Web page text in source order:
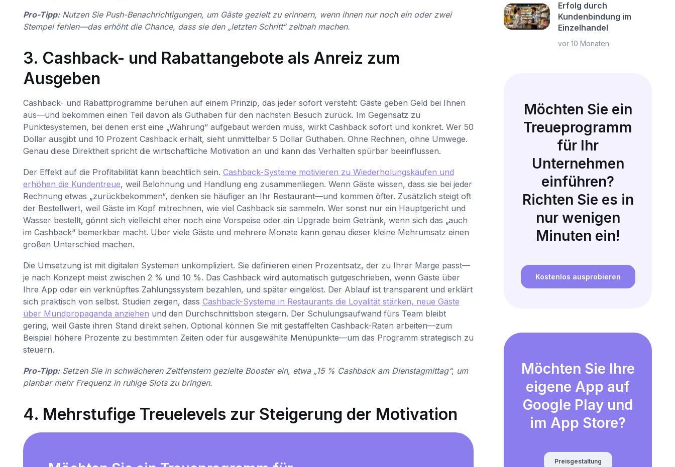
Pro-Tipp: Nutzen Sie Push-Benachrichtigungen, um Gäste gezielt zu erinnern, wenn ihnen nur noch ein oder zwei
Stempel fehlen—das erhöht die Chance, dass sie den „letzten Schritt“ zeitnah machen.
3. Cashback- und Rabattangebote als Anreiz zum
Ausgeben
Cashback- und Rabattprogramme beruhen auf einem Prinzip, das jeder sofort versteht: Gäste geben Geld bei Ihnen
aus—und bekommen einen Teil davon als Guthaben für den nächsten Besuch zurück. Im Gegensatz zu
Punktesystemen, bei denen erst eine „Währung“ aufgebaut werden muss, wirkt Cashback sofort und konkret. Wer 50
Dollar ausgibt und 10 Prozent Cashback erhält, sieht unmittelbar 5 Dollar Guthaben. Ohne Rechnen, ohne Umwege.
Genau diese Direktheit spricht die wirtschaftliche Motivation an und kann das Verhalten spürbar beeinflussen.
Der Effekt auf die Profitabilität kann beachtlich sein. Cashback-Systeme motivieren zu Wiederholungskäufen und
erhöhen die Kundentreue, weil Belohnung und Handlung eng zusammenliegen. Wenn Gäste wissen, dass sie bei jeder
Rechnung etwas „zurückbekommen“, denken sie häufiger an Ihr Restaurant—und kommen öfter. Zusätzlich steigt oft
der Bestellwert, weil Gäste im Kopf mitrechnen, wie viel Cashback sie sammeln. Wer sonst nur ein Hauptgericht und
Wasser bestellt, gönnt sich vielleicht eher noch eine Vorspeise oder ein Upgrade beim Getränk, wenn sich das „auch
im Cashback“ bemerkbar macht. Über viele Gäste und mehrere Monate kann genau dieser kleine Mehrumsatz einen
großen Unterschied machen.
Die Umsetzung ist mit digitalen Systemen unkompliziert. Sie definieren einen Prozentsatz, der zu Ihrer Marge passt—
je nach Konzept meist zwischen 2 % und 10 %. Das Cashback wird automatisch gutgeschrieben, wenn Gäste über
Ihre App oder ein verknüpftes Zahlungssystem bezahlen, und später eingelöst. Der Ablauf ist transparent und erklärt
sich praktisch von selbst. Studien zeigen, dass Cashback-Systeme in Restaurants die Loyalität stärken, neue Gäste
über Mundpropaganda anziehen und den Durchschnittsbon steigern. Der Schulungsaufwand fürs Team bleibt
gering, weil Gäste ihren Stand direkt sehen. Optional können Sie mit gestaffelten Cashback-Raten arbeiten—zum
Beispiel höhere Prozente zu bestimmten Zeiten oder für ausgewählte Menüpunkte—um das Programm strategisch zu
steuern.
Pro-Tipp: Setzen Sie in schwächeren Zeitfenstern gezielte Booster ein, etwa „15 % Cashback am Dienstagmittag“, um
planbar mehr Frequenz in ruhige Slots zu bringen.
4. Mehrstufige Treuelevels zur Steigerung der Motivation
Erfolg durch
Kundenbindung im
Einzelhandel
vor 10 Monaten
Möchten Sie ein
Treueprogramm
für Ihr
Unternehmen
einführen?
Richten Sie es in
nur wenigen
Minuten ein!
Kostenlos ausprobieren
Möchten Sie Ihre
eigene App auf
Google Play und
im App Store?
Preisgestaltung